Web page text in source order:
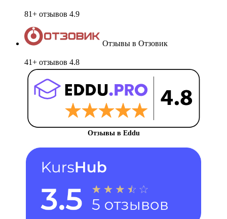
81+ отзывов 4.9
Отзывы в Отзовик
41+ отзывов 4.8
Отзывы в Eddu